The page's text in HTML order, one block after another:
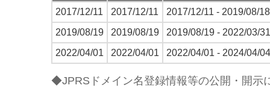
2017/12/11
2017/12/11
2017/12/11 - 2019/08/18
2019/08/19
2019/08/19
2019/08/19 - 2022/03/31
2022/04/01
2022/04/01 2022/04/01 - 2024/04/04
◆JPRSドメイン名登録情報等の公開・開示